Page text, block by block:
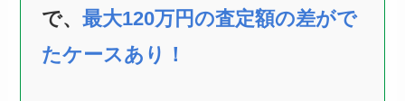
で、 最大120万円の査定額の差がで
たケースあり！